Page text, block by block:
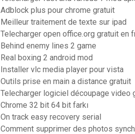
Adblock plus pour chrome gratuit
Meilleur traitement de texte sur ipad
Telecharger open office.org gratuit en
Behind enemy lines 2 game
Real boxing 2 android mod
Installer vlc media player pour vista
Outils prise en main a distance gratuit
Telecharger logiciel découpage video
Chrome 32 bit 64 bit farkı
On track easy recovery serial
Comment supprimer des photos